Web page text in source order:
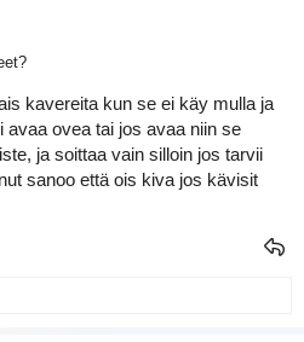
kavereita kun se ei käy mulla ja
avaa ovea tai jos avaa niin se
ja soittaa vain silloin jos tarvii
sanoo että ois kiva jos kävisit